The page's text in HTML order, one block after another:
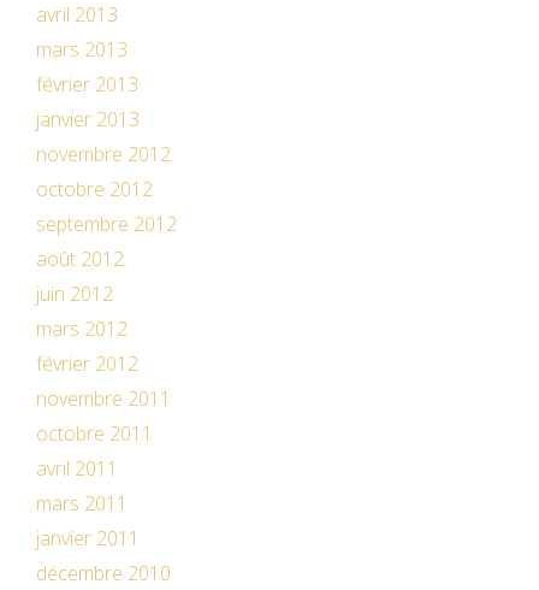
avril 2013
mars 2013
février 2013
janvier 2013
novembre 2012
octobre 2012
septembre 2012
août 2012
juin 2012
mars 2012
février 2012
novembre 2011
octobre 2011
avril 2011
mars 2011
janvier 2011
décembre 2010